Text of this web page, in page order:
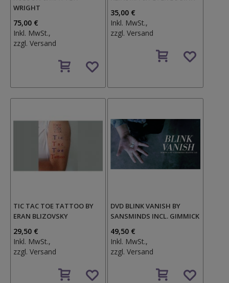
WRIGHT
75,00 €
Inkl. MwSt.,
zzgl. Versand
den
35,00 €
Inkl. MwSt.,
zzgl.Versand
den
TIC TAC TOE TATTOO BY
ERAN BLIZOVSKY
29,50 €
Inkl. MwSt.,
zzgl. Versand
den
DVD BLINK VANISH BY
SANSMINDS INCL. GIMMICK
49,50 €
Inkl. MwSt.,
zzgl.Versand
den